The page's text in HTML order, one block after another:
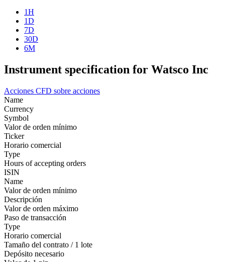
1H
1D
7D
30D
6M
Instrument specification for Watsco Inc
Acciones CFD sobre acciones
Name
Currency
Symbol
Valor de orden mínimo
Ticker
Horario comercial
Type
Hours of accepting orders
ISIN
Name
Valor de orden mínimo
Descripción
Valor de orden máximo
Paso de transacción
Type
Horario comercial
Tamaño del contrato / 1 lote
Depósito necesario